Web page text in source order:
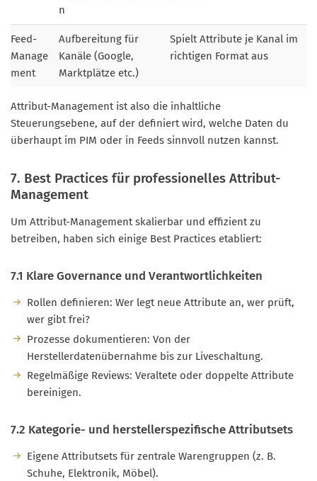
n
Feed-
Manage
ment
Aufbereitung für
Kanäle (Google,
Marktplätze etc.)
Spielt Attribute je Kanal im
richtigen Format aus
Attribut-Management ist also die inhaltliche
Steuerungsebene, auf der definiert wird, welche Daten du
überhaupt im PIM oder in Feeds sinnvoll nutzen kannst.
7. Best Practices für professionelles Attribut-
Management
Um Attribut-Management skalierbar und effizient zu
betreiben, haben sich einige Best Practices etabliert:
7.1 Klare Governance und Verantwortlichkeiten
Rollen definieren: Wer legt neue Attribute an, wer prüft,
wer gibt frei?
Prozesse dokumentieren: Von der
Herstellerdatenübernahme bis zur Liveschaltung.
Regelmäßige Reviews: Veraltete oder doppelte Attribute
bereinigen.
7.2 Kategorie- und herstellerspezifische Attributsets
Eigene Attributsets für zentrale Warengruppen (z. B.
Schuhe, Elektronik, Möbel).